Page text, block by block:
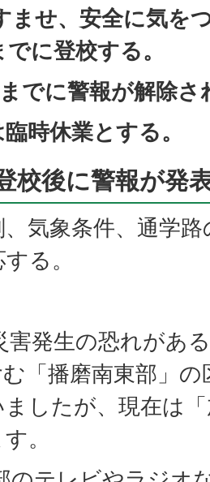
ませ、安全に気を
に登校する。
でに警報が解除さ
時休業とする。
後に警報が発
気象条件、通学
る。
害発生の恐れがあ
「播磨南東部」
したが、現在は
。